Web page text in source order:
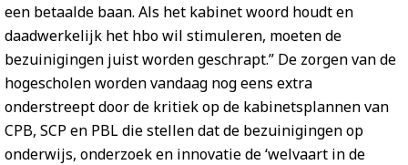
een betaalde baan. Als het kabinet woord houdt en
daadwerkelijk het hbo wil stimuleren, moeten de
bezuinigingen juist worden geschrapt.” De zorgen van de
hogescholen worden vandaag nog eens extra
onderstreept door de kritiek op de kabinetsplannen van
CPB, SCP en PBL die stellen dat de bezuinigingen op
onderwijs, onderzoek en innovatie de ‘welvaart in de